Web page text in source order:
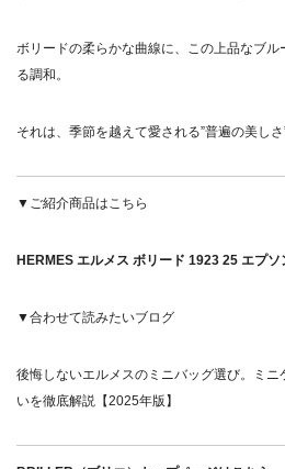
ボリードの柔らかな曲線に、この上品なブ
る調和。
それは、季節を越えて愛される”普遍の美しさ
▼ご紹介商品はこちら
HERMES エルメス ボリード 1923 25 エプ
▼合わせて読みたいブログ
後悔しないエルメスのミニバッグ選び。ミ
いを徹底解説【2025年版】